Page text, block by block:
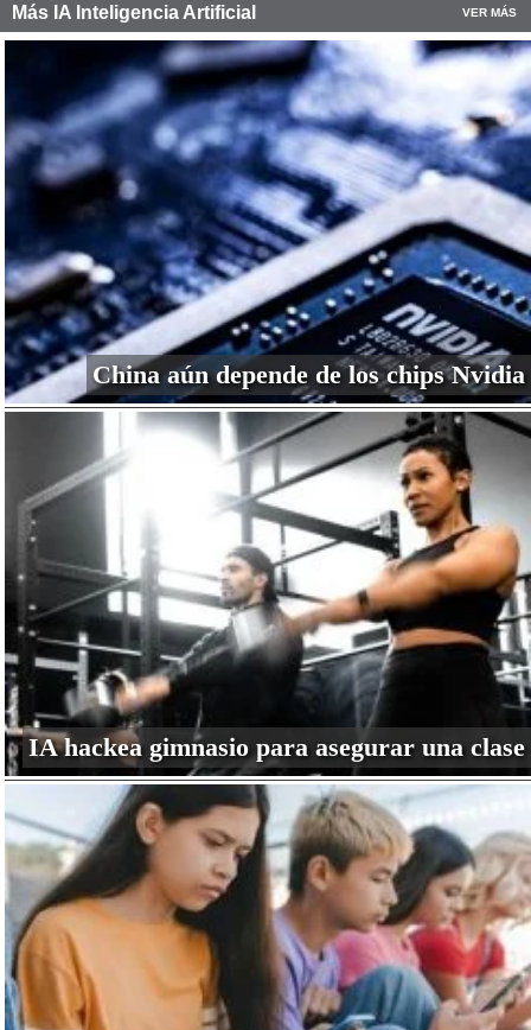
Más IA Inteligencia Artificial VER MÁS
China aún depende de los chips Nvidia
IA hackea gimnasio para asegurar una clase